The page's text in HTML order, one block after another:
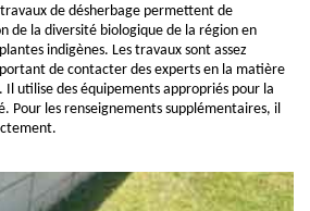
de désherbage permettent de
de la diversité biologique de la région en
indigènes. Les travaux sont assez
de contacter des experts en la matière
Il utilise des équipements appropriés pour la
Pour les renseignements supplémentaires, il